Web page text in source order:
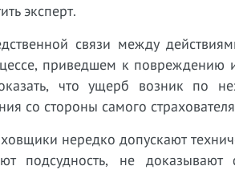
эксперт.
связи между
приведшем к повреждению
что ущерб возник по
со стороны самого
нередко допускают
подсудность, не доказывают